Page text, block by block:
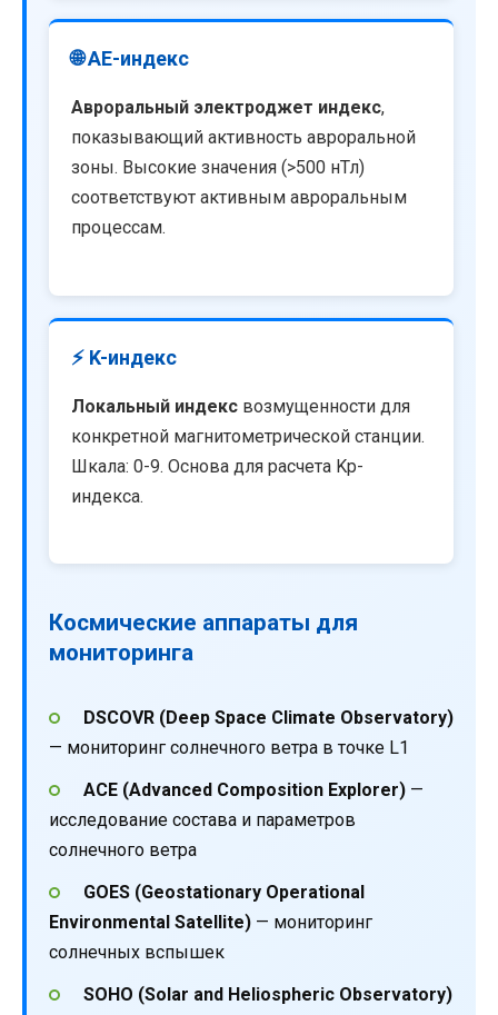
🌐 AE-индекс
Авроральный электроджет индекс,
показывающий активность авроральной
зоны. Высокие значения (>500 нТл)
соответствуют активным авроральным
процессам.
⚡ K-индекс
Локальный индекс возмущенности для
конкретной магнитометрической станции.
Шкала: 0-9. Основа для расчета Kp-
индекса.
Космические аппараты для
мониторинга
DSCOVR (Deep Space Climate Observatory)
— мониторинг солнечного ветра в точке L1
ACE (Advanced Composition Explorer)—
исследование состава и параметров
солнечного ветра
GOES (Geostationary Operational
Environmental Satellite) — мониторинг
солнечных вспышек
SOHO (Solar and Heliospheric Observatory)